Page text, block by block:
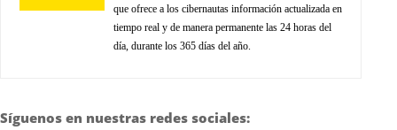
que ofrece a los cibernautas información actualizada en
tiempo real y de manera permanente las 24 horas del
día, durante los 365 días del año.
Síguenos en nuestras redes sociales: